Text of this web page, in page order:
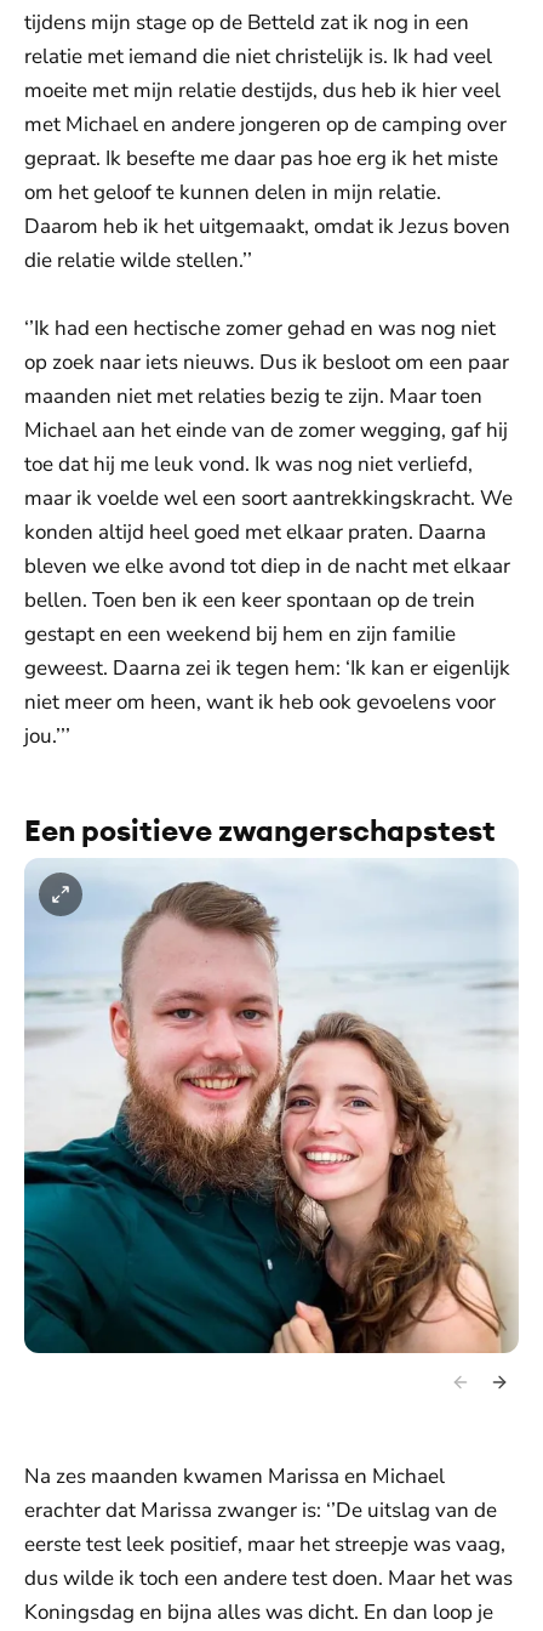
tijdens mijn stage op de Betteld zat ik nog in een
relatie met iemand die niet christelijk is. Ik had veel
moeite met mijn relatie destijds, dus heb ik hier veel
met Michael en andere jongeren op de camping over
gepraat. Ik besefte me daar pas hoe erg ik het miste
om het geloof te kunnen delen in mijn relatie.
Daarom heb ik het uitgemaakt, omdat ik Jezus boven
die relatie wilde stellen.’’
‘’Ik had een hectische zomer gehad en was nog niet
op zoek naar iets nieuws. Dus ik besloot om een paar
maanden niet met relaties bezig te zijn. Maar toen
Michael aan het einde van de zomer wegging, gaf hij
toe dat hij me leuk vond. Ik was nog niet verliefd,
maar ik voelde wel een soort aantrekkingskracht. We
konden altijd heel goed met elkaar praten. Daarna
bleven we elke avond tot diep in de nacht met elkaar
bellen. Toen ben ik een keer spontaan op de trein
gestapt en een weekend bij hem en zijn familie
geweest. Daarna zei ik tegen hem: ‘Ik kan er eigenlijk
niet meer om heen, want ik heb ook gevoelens voor
jou.’’’
Een positieve zwangerschapstest
Na zes maanden kwamen Marissa en Michael
erachter dat Marissa zwanger is: ‘’De uitslag van de
eerste test leek positief, maar het streepje was vaag,
dus wilde ik toch een andere test doen. Maar het was
Koningsdag en bijna alles was dicht. En dan loop je